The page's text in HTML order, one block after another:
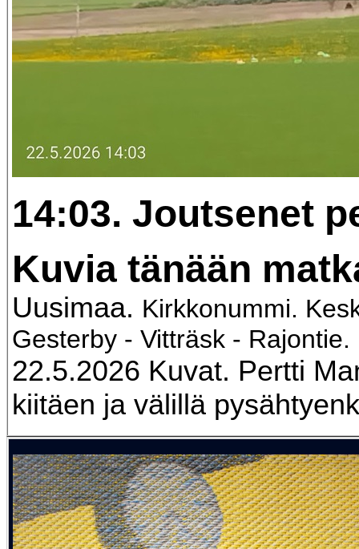
14:03. Joutsenet
Kuvia tänään
Uusimaa. Kirkkonummi.
Gesterby - Vitträsk - Rajontie.
22.5.2026 Kuvat. Pertti
kiitäen ja välillä